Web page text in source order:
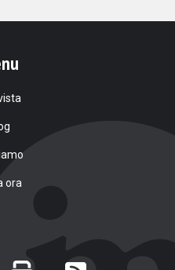
ora